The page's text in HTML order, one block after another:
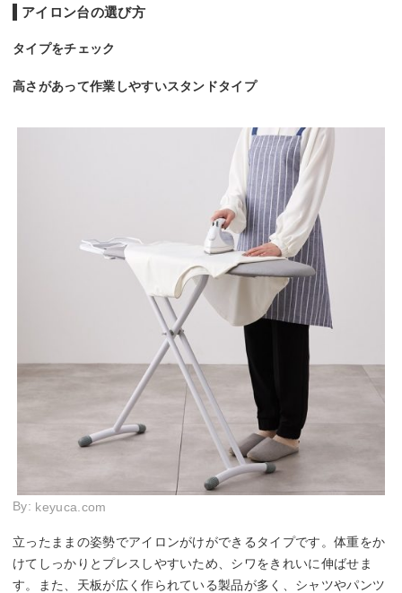
アイロン台の選び方
タイプをチェック
高さがあって作業しやすいスタンドタイプ
By: keyuca.com
立ったままの姿勢でアイロンがけができるタイプです。体重をか
けてしっかりとプレスしやすいため、シワをきれいに伸ばせま
す。また、天板が広く作られている製品が多く、シャツやパンツ